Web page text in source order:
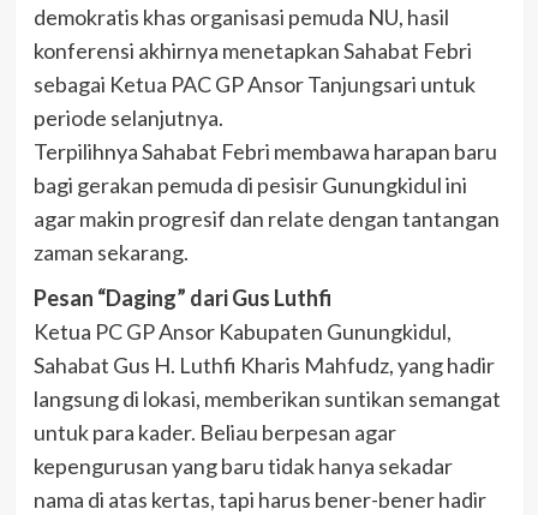
demokratis khas organisasi pemuda NU, hasil
konferensi akhirnya menetapkan Sahabat Febri
sebagai Ketua PAC GP Ansor Tanjungsari untuk
periode selanjutnya.
​Terpilihnya Sahabat Febri membawa harapan baru
bagi gerakan pemuda di pesisir Gunungkidul ini
agar makin progresif dan relate dengan tantangan
zaman sekarang.
​Pesan “Daging” dari Gus Luthfi
​Ketua PC GP Ansor Kabupaten Gunungkidul,
Sahabat Gus H. Luthfi Kharis Mahfudz, yang hadir
langsung di lokasi, memberikan suntikan semangat
untuk para kader. Beliau berpesan agar
kepengurusan yang baru tidak hanya sekadar
nama di atas kertas, tapi harus bener-bener hadir